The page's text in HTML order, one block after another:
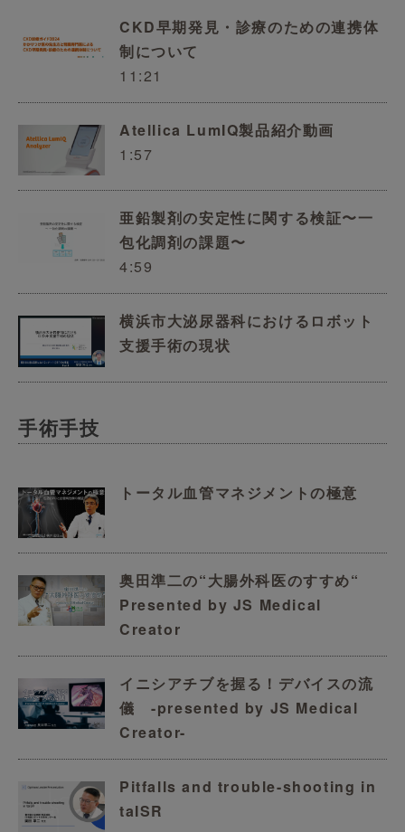
CKD早期発見・診療のための連携体
制について
11:21
Atellica LumIQ製品紹介動画
1:57
亜鉛製剤の安定性に関する検証〜一
包化調剤の課題〜
4:59
横浜市大泌尿器科におけるロボット
支援手術の現状
手術手技
トータル血管マネジメントの極意
奥田準二の“大腸外科医のすすめ“
Presented by JS Medical
Creator
イニシアチブを握る！デバイスの流
儀 -presented by JS Medical
Creator-
Pitfalls and trouble-shooting in
taISR